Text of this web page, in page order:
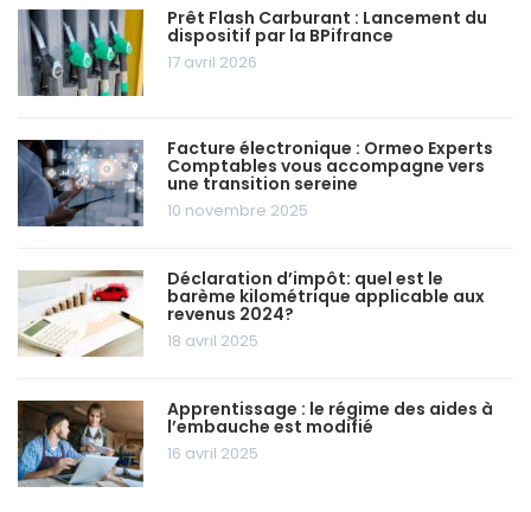
Prêt Flash Carburant : Lancement du
dispositif par la BPifrance
17 avril 2026
Facture électronique : Ormeo Experts
Comptables vous accompagne vers
une transition sereine
10 novembre 2025
Déclaration d’impôt: quel est le
barème kilométrique applicable aux
revenus 2024?
18 avril 2025
Apprentissage : le régime des aides à
l’embauche est modifié
16 avril 2025